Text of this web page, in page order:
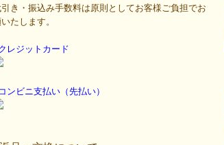
き・振込み手数料は原則としてお客様ご負担でお
たします。
レジットカード
ンビニ支払い（先払い）